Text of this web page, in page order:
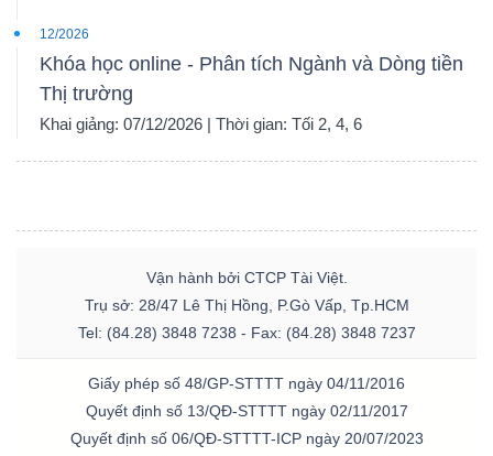
12/2026
Khóa học online - Phân tích Ngành và Dòng tiền
Thị trường
Khai giảng: 07/12/2026 | Thời gian: Tối 2, 4, 6
Vận hành bởi CTCP Tài Việt.
Trụ sở: 28/47 Lê Thị Hồng, P.Gò Vấp, Tp.HCM
Tel: (84.28) 3848 7238 - Fax: (84.28) 3848 7237
Giấy phép số 48/GP-STTTT ngày 04/11/2016
Quyết định số 13/QĐ-STTTT ngày 02/11/2017
Quyết định số 06/QĐ-STTTT-ICP ngày 20/07/2023